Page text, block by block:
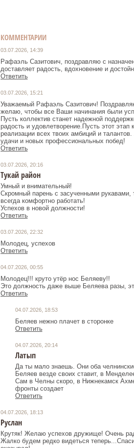
КОММЕНТАРИИ
03.07.2026, 14:39
Рафаэль Сазитович, поздравляю с
доставляет радость, вдохновение и
Ответить
03.07.2026, 15:21
Уважаемый Рафаэль Сазитович!
желаю, чтобы все Ваши начинания были
Пусть коллектив станет надежной
радость и удовлетворение.Пусть этот
реализации всех твоих амбиций и
Ответить
03.07.2026, 20:16
Тукай район
Умный и внимательный!
Скромный парень с засученными
всегда комфортно работать!
Успехов в новой должности!
Ответить
03.07.2026, 22:32
Молодец, успехов
Ответить
04.07.2026, 00:55
Молодец!!! круто утёр нос Беляеву!!
Это должность даже выше Беляева разы,
Ответить
04.07.2026, 18:53
Беляев нежно плачет в сторонке
Ответить
04.07.2026, 20:14
Латып
Да ты мало знаешь. Они оба
Беляев везде своих ставит, в
Сам в Челны скоро, в Нижнекамск
фронты создает
Ответить
04.07.2026, 18:13
Руслан
Крутяк! Желаю успехов дружище! Очень
Жалко будем редко видеться